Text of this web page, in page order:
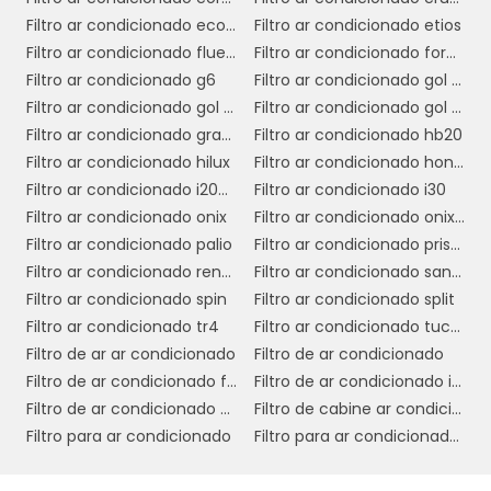
Outro aspecto importante é o custo de
manutenção e a vida útil dos filtros. Filtros de
alta qualidade podem ter um custo inicial
mais elevado, mas oferecem maior
durabilidade e eficiência energética,
resultando emeconomia a longo prazo
Além disso, a compatibilidade com o sistema
de climatização existente é fundamental. É
importante garantir que o filtro escolhido se
encaixe adequadamente e funcione de
maneira eficiente dentro do sistema de
ventilação do hospital.
A escolha também deve considerar a
facilidade de instalação e substituição dos
Filtro ar condicionado ecosport
Filtro ar condicionado etios
Filtro ar condicionado fluence
Filtro ar condicionado ford ka 2015
Filtro ar condicionado g6
Filtro ar condicionado gol g3
Filtro ar condicionado gol g4
Filtro ar condicionado gol g5
Filtro ar condicionado grand siena
Filtro ar condicionado hb20
Filtro ar condicionado hilux
Filtro ar condicionado honda fit
Filtro ar condicionado i200 triton
Filtro ar condicionado i30
Filtro ar condicionado onix
Filtro ar condicionado onix 2018
Filtro ar condicionado palio
Filtro ar condicionado prisma 2018
Filtro ar condicionado renegade
Filtro ar condicionado sandero
Filtro ar condicionado spin
Filtro ar condicionado split
Filtro ar condicionado tr4
Filtro ar condicionado tucson
Filtro de ar ar condicionado
Filtro de ar condicionado
Filtro de ar condicionado fan coil
Filtro de ar condicionado industrial
Filtro de ar condicionado para hospital
Filtro de cabine ar condicionado
Filtro para ar condicionado
Filtro para ar condicionado 3m